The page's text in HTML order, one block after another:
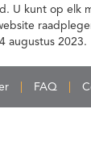
U kunt op elk
augustus 2023.
FAQ